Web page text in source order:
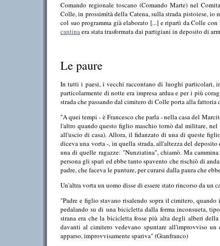
Comando regionale toscano (Comando Marte) nel
Colle, in prossimità della Catena, sulla strada pistoiese,
col suo programma già elaborato [...] e ripartì da Colle
cantinaera stata trasformata dai partigiani in deposito di
Le paure
In tutti i paesi, i vecchi raccontano di luoghi particolari,
particolarmente di notte era impresa ardua e per i più
strada che passando dal cimitero di Colle porta alla fattoria
"A quei tempi - è Francesco che parla - nella casa del
l'altro quando questo figlio maschio tornò dal militare,
all'uscio di casa). Allora, il fidanzato di una di queste
diceva una vorta -, in quella strada, all'altezza del
una di quelle ragazze: "Nunziatina", chiamò. Ma
persona gli sparì ed ebbe tanto spavento che rischiò di
padre, che faceva le punture, per curarsi dalla paura che
Un'altra vorta un uomo disse di essere stato rincorso da
"Padre e figlio stavano risalendo sopra il cimitero,
pedalando su di una bicicletta dalla forma inconsueta,
strana era che la bicicletta fosse più alta degli alberi
davanti al cimitero vedevano spuntare all'improvviso
apparso, improvvisamente spariva" (Gianfranco)